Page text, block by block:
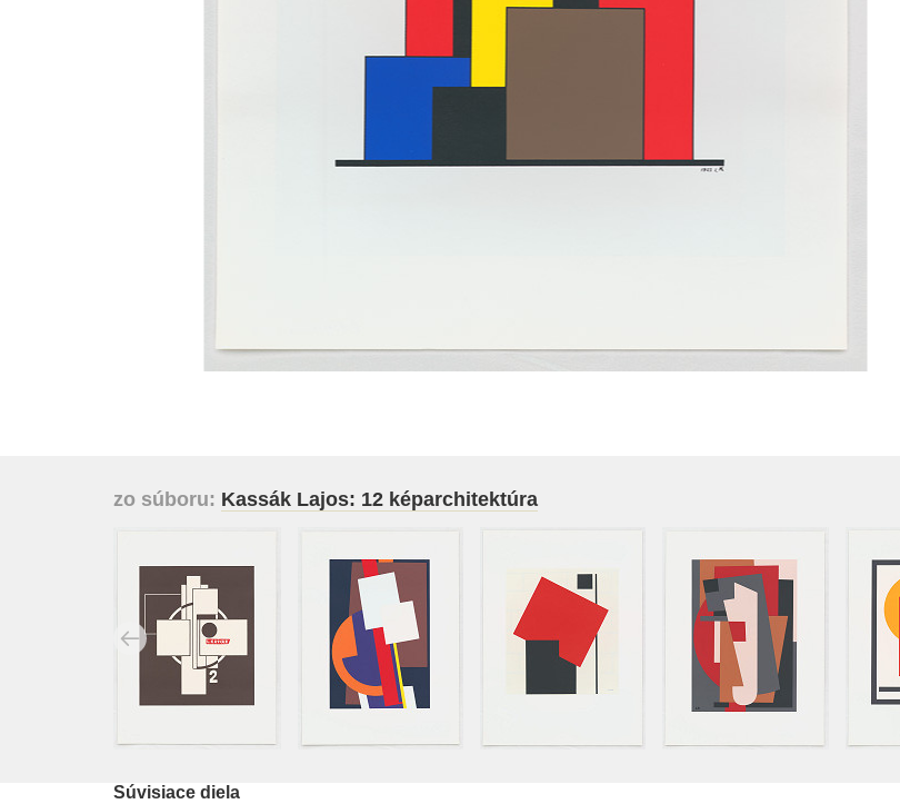
zo súboru: Kassák Lajos: 12 képarchitektúra
Súvisiace diela